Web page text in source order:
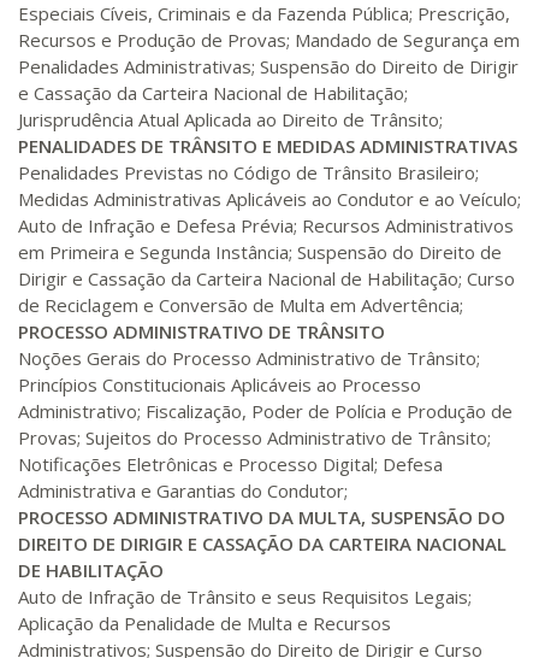
Especiais Cíveis, Criminais e da Fazenda Pública; Prescrição,
Recursos e Produção de Provas; Mandado de Segurança em
Penalidades Administrativas; Suspensão do Direito de Dirigir
e Cassação da Carteira Nacional de Habilitação;
Jurisprudência Atual Aplicada ao Direito de Trânsito;
PENALIDADES DE TRÂNSITO E MEDIDAS ADMINISTRATIVAS
Penalidades Previstas no Código de Trânsito Brasileiro;
Medidas Administrativas Aplicáveis ao Condutor e ao Veículo;
Auto de Infração e Defesa Prévia; Recursos Administrativos
em Primeira e Segunda Instância; Suspensão do Direito de
Dirigir e Cassação da Carteira Nacional de Habilitação; Curso
de Reciclagem e Conversão de Multa em Advertência;
PROCESSO ADMINISTRATIVO DE TRÂNSITO
Noções Gerais do Processo Administrativo de Trânsito;
Princípios Constitucionais Aplicáveis ao Processo
Administrativo; Fiscalização, Poder de Polícia e Produção de
Provas; Sujeitos do Processo Administrativo de Trânsito;
Notificações Eletrônicas e Processo Digital; Defesa
Administrativa e Garantias do Condutor;
PROCESSO ADMINISTRATIVO DA MULTA, SUSPENSÃO DO
DIREITO DE DIRIGIR E CASSAÇÃO DA CARTEIRA NACIONAL
DE HABILITAÇÃO
Auto de Infração de Trânsito e seus Requisitos Legais;
Aplicação da Penalidade de Multa e Recursos
Administrativos; Suspensão do Direito de Dirigir e Curso